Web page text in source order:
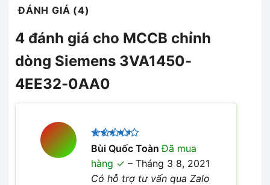
ĐÁNH GIÁ (4)
4 đánh giá cho MCCB chỉnh
dòng Siemens 3VA1450-
4EE32-0AA0
Được
xếp hạng
45 sao
Bùi Quốc ToànĐã mua
hàng
– Tháng 3 8, 2021
Có hỗ trợ tư vấn qua Zalo